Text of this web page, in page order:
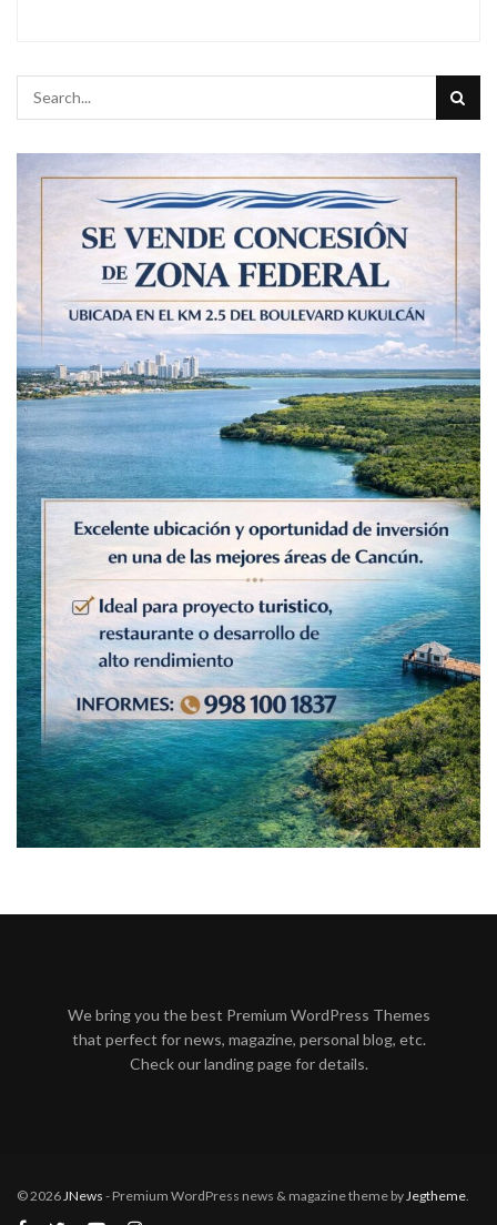
We bring you the best Premium WordPress Themes
that perfect for news, magazine, personal blog, etc.
Check our landing page for details.
© 2026JNews - Premium WordPress news & magazine theme byJegtheme.